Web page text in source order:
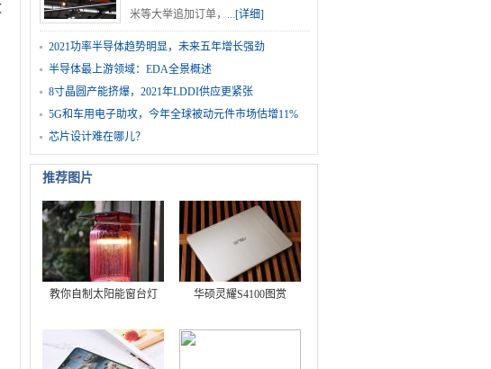
米等大举追加订单，...[详细]
2021功率半导体趋势明显，未来五年增长强劲
半导体最上游领域：EDA全景概述
8寸晶圆产能挤爆，2021年LDDI供应更紧张
5G和车用电子助攻，今年全球被动元件市场估增11%
芯片设计难在哪儿？
推荐图片
教你自制太阳能窗台灯 华硕灵耀S4100图赏